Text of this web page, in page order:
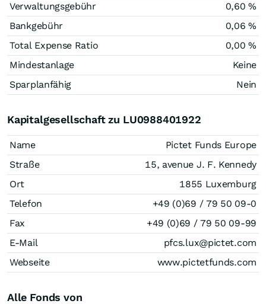
Verwaltungsgebühr
0,60 %
Bankgebühr
0,06 %
Total Expense Ratio
0,00 %
Mindestanlage
Keine
Sparplanfähig
Nein
Kapitalgesellschaft zu LU0988401922
Name
Pictet Funds Europe
Straße
15, avenue J. F. Kennedy
Ort
1855 Luxemburg
Telefon
+49 (0)69 / 79 50 09-0
Fax
+49 (0)69 / 79 50 09-99
E-Mail
pfcs.lux@pictet.com
Webseite
www.pictetfunds.com
Alle Fonds von